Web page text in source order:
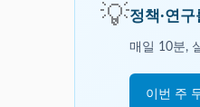
💡정책·연
매일 10분,
이번 주